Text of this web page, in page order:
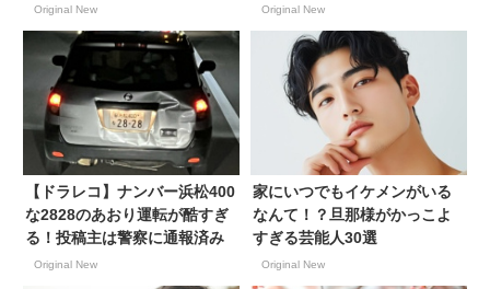
Original New Original New
【ドラレコ】ナンバー浜松400
な2828のあおり運転が酷すぎ
る！投稿主は警察に通報済み
Original New
家にいつでもイケメンがいる
なんて！？旦那様がかっこよ
すぎる芸能人30選
Original New